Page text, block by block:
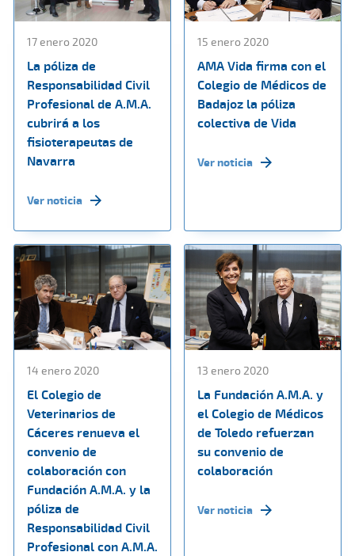
17 enero 2020
La póliza de
Responsabilidad Civil
Profesional de A.M.A.
cubrirá a los
fisioterapeutas de
Navarra
Ver noticia
15 enero 2020
AMA Vida firma con el
Colegio de Médicos de
Badajoz la póliza
colectiva de Vida
Ver noticia
14 enero 2020
El Colegio de
Veterinarios de
Cáceres renueva el
convenio de
colaboración con
Fundación A.M.A. y la
póliza de
Responsabilidad Civil
Profesional con A.M.A.
13 enero 2020
La Fundación A.M.A. y
el Colegio de Médicos
de Toledo refuerzan
su convenio de
colaboración
Ver noticia